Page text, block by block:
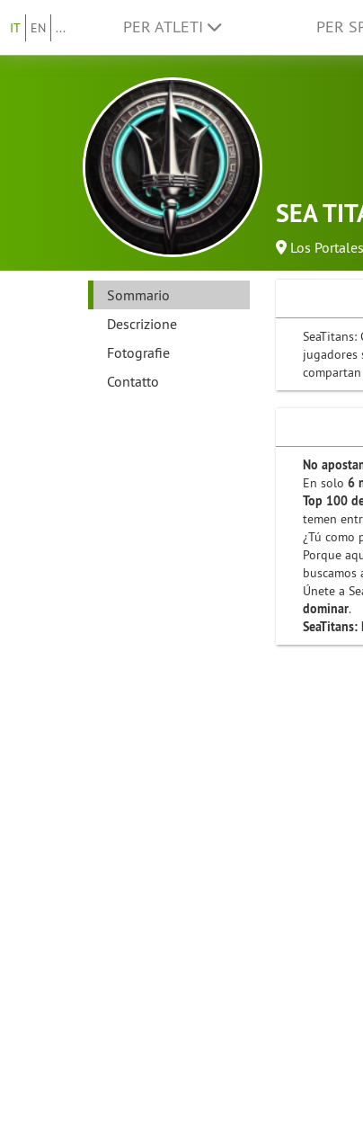
IT EN ... PER ATLETI PER
SEA
Los Portales
Sommario
Descrizione
Fotografie
Contatto
jugadores
No
En solo 6
Top 100
temen
¿Tú como
Porque
buscamos
Únete a
dominar.